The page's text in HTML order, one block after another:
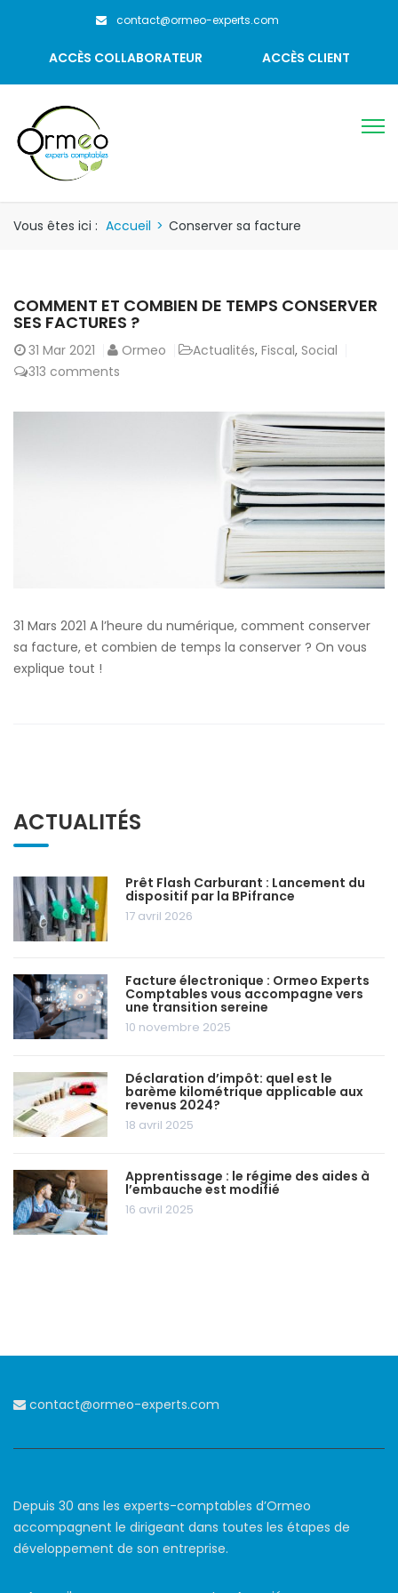
contact@ormeo-experts.com
ACCÈS COLLABORATEUR ACCÈS CLIENT
Vous êtes ici : Accueil > Conserver sa facture
COMMENT ET COMBIEN DE TEMPS CONSERVER
SES FACTURES ?
31 Mar 2021 Ormeo Actualités, Fiscal, Social
313 comments
31 Mars 2021 A l’heure du numérique, comment conserver
sa facture, et combien de temps la conserver ? On vous
explique tout !
ACTUALITÉS
Prêt Flash Carburant : Lancement du
dispositif par la BPifrance
17 avril 2026
Facture électronique : Ormeo Experts
Comptables vous accompagne vers
une transition sereine
10 novembre 2025
Déclaration d’impôt: quel est le
barème kilométrique applicable aux
revenus 2024?
18 avril 2025
Apprentissage : le régime des aides à
l’embauche est modifié
16 avril 2025
contact@ormeo-experts.com
Depuis 30 ans les experts-comptables d’Ormeo
accompagnent le dirigeant dans toutes les étapes de
développement de son entreprise.